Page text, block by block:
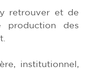
retrouver et de
production des
institutionnel,